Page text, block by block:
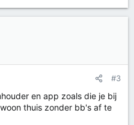
#3
en app zoals die je bij
thuis zonder bb's af te